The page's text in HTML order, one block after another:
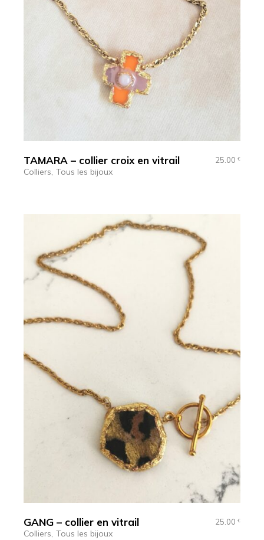
TAMARA – collier croix en vitrail 25.00 €
Colliers Tous les bijoux
GANG – collier en vitrail 25.00 €
Colliers Tous les bijoux